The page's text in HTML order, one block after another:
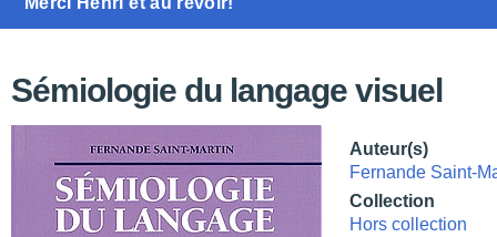
Sémiologie du langage visuel
Auteur(s)
Fernande Saint-
Collection
Hors collection